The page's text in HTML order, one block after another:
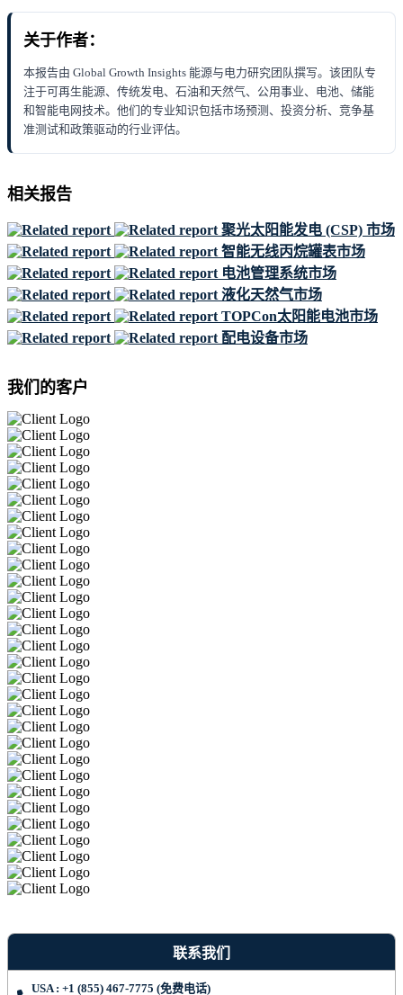
关于作者：
本报告由 Global Growth Insights 能源与电力研究团队撰写。该团队专
注于可再生能源、传统发电、石油和天然气、公用事业、电池、储能
和智能电网技术。他们的专业知识包括市场预测、投资分析、竞争基
准测试和政策驱动的行业评估。
相关报告
聚光太阳能发电 (CSP) 市场
智能无线丙烷罐表市场
电池管理系统市场
液化天然气市场
TOPCon太阳能电池市场
配电设备市场
我们的客户
联系我们
USA : +1 (855) 467-7775 (免费电话)